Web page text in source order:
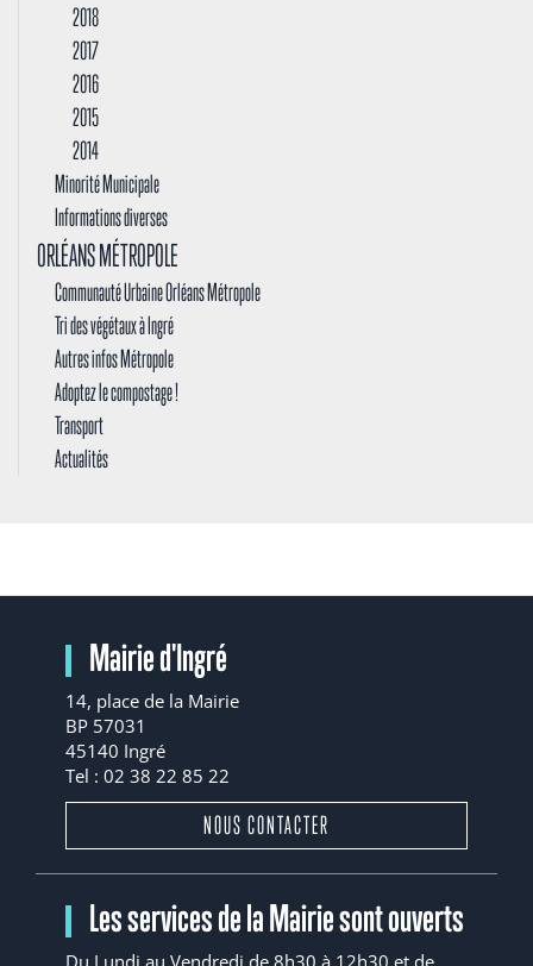
2018
2017
2016
2015
2014
Minorité Municipale
Informations diverses
ORLÉANS MÉTROPOLE
Communauté Urbaine Orléans Métropole
Tri des végétaux à Ingré
Autres infos Métropole
Adoptez le compostage !
Transport
Actualités
Mairie d'Ingré
14, place de la Mairie
BP 57031
45140 Ingré
Tel : 02 38 22 85 22
NOUS CONTACTER
Les services de la Mairie sont ouverts